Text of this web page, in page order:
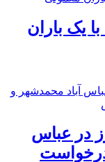
یک باران
در عباس